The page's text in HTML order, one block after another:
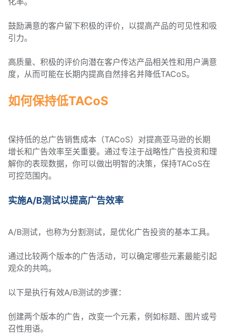
鼓励满意的客户留下积极的评价，以提高产品的可见性和吸
引力。
高质量、积极的评价向潜在客户传达产品相关性和用户满意
度，从而可能在长期内提高自然排名并降低TACoS。
如何保持低TACoS
保持低的总广告销售成本（TACoS）对提高亚马逊的长期
增长和广告效率至关重要。通过专注于战略性广告投资和理
解你的表现数据，你可以做出明智的决策，保持TACoS在
可控范围内。
实施A/B测试以提高广告效率
A/B测试，也称为分割测试，是优化广告投资的基本工具。
通过比较两个版本的广告活动，可以确定哪些元素最能引起
观众的共鸣。
以下是执行有效A/B测试的步骤：
创建两个版本的广告，改变一个元素，例如标题、图片或号
召性用语。